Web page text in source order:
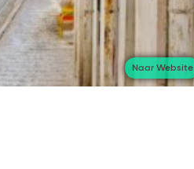
Naar Website